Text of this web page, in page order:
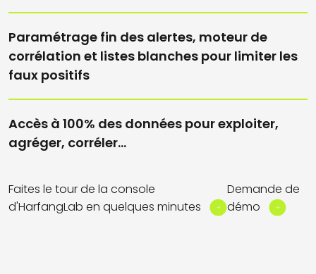
Paramétrage fin des alertes, moteur de
corrélation et listes blanches pour limiter les
faux positifs
Accès à 100% des données pour exploiter,
agréger, corréler...
Faites le tour de la console
d'HarfangLab en quelques minutes
Demande de
démo